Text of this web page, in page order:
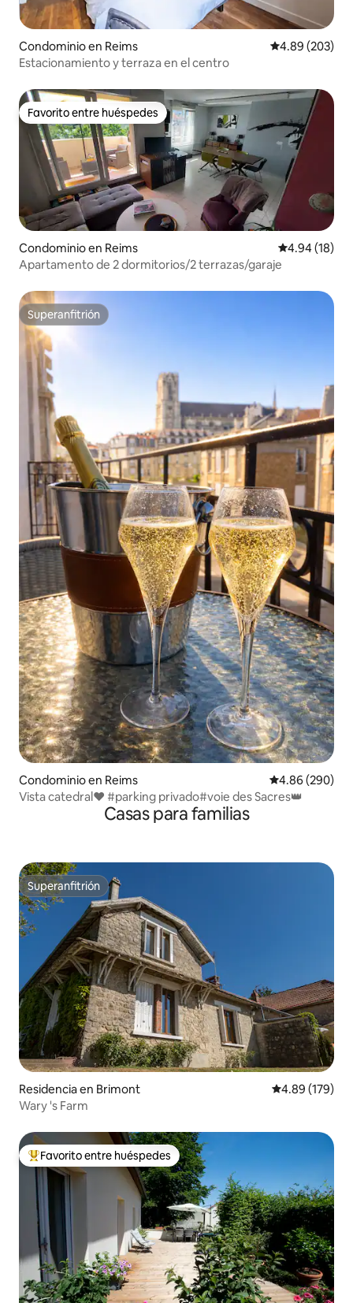
Condominio en Reims Calificación
4.89 (203)
Estacionamiento y terraza en el centro
Favorito entre huéspedes
Favorito entre huéspedes
Condominio en Reims Calificación
4.94 (18)
Apartamento de 2 dormitorios/2 terrazas/garaje
Superanfitrión
Superanfitrión
Condominio en Reims Calificación
4.86 (290)
Vista catedral❤️ #parking privado#voie des Sacres👑
Casas para familias
Superanfitrión
Superanfitrión
Residencia en Brimont Calificación
4.89 (179)
Wary 's Farm
De los mejores en Favorito entre huéspedes
Favorito entre huéspedes